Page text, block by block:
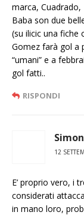
marca,
Baba son due
(su ilicic una fiche
Gomez farà gol a
“umani” e a
gol fatti..
RISPONDI
12
E’ proprio vero, i
considerati
in mano loro,